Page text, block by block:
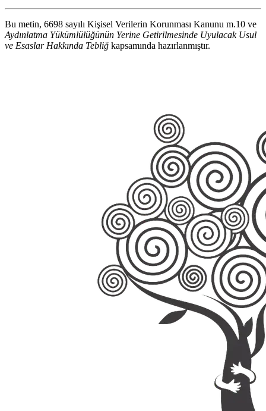
Bu metin, 6698 sayılı Kişisel Verilerin Korunması Kanunu m.10 ve
Aydınlatma Yükümlülüğünün Yerine Getirilmesinde Uyulacak Usul
ve Esaslar Hakkında Tebliğ kapsamında hazırlanmıştır.